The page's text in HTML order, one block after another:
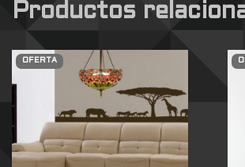
Productos
OFERTA